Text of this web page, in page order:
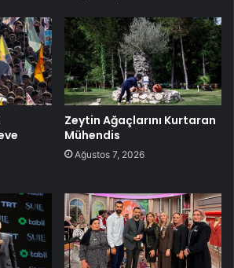
Zeytin Ağaçlarını Kurtaran
Mühendis
Ağustos 7, 2026